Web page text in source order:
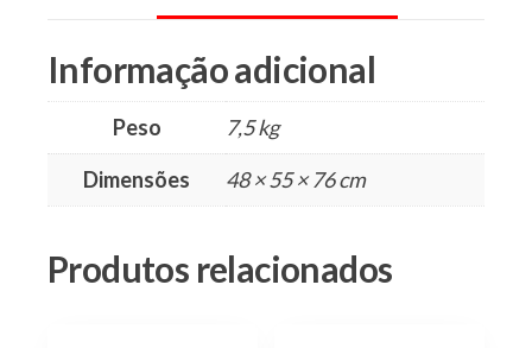
Informação adicional
Peso
7,5 kg
Dimensões
48 × 55 × 76 cm
Produtos relacionados